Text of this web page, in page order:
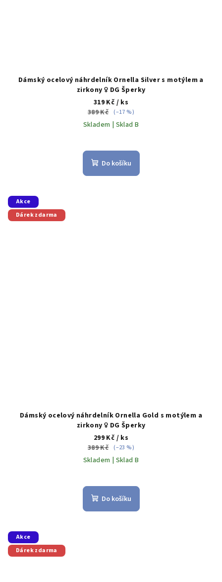
Dámský ocelový náhrdelník Ornella Silver s motýlem a
zirkony ♀️ DG Šperky
319 Kč / ks
389 Kč (–17 %)
Skladem | Sklad B
Do košíku
Akce
Dárek zdarma
Dámský ocelový náhrdelník Ornella Gold s motýlem a
zirkony ♀️ DG Šperky
299 Kč / ks
389 Kč (–23 %)
Skladem | Sklad B
Do košíku
Akce
Dárek zdarma